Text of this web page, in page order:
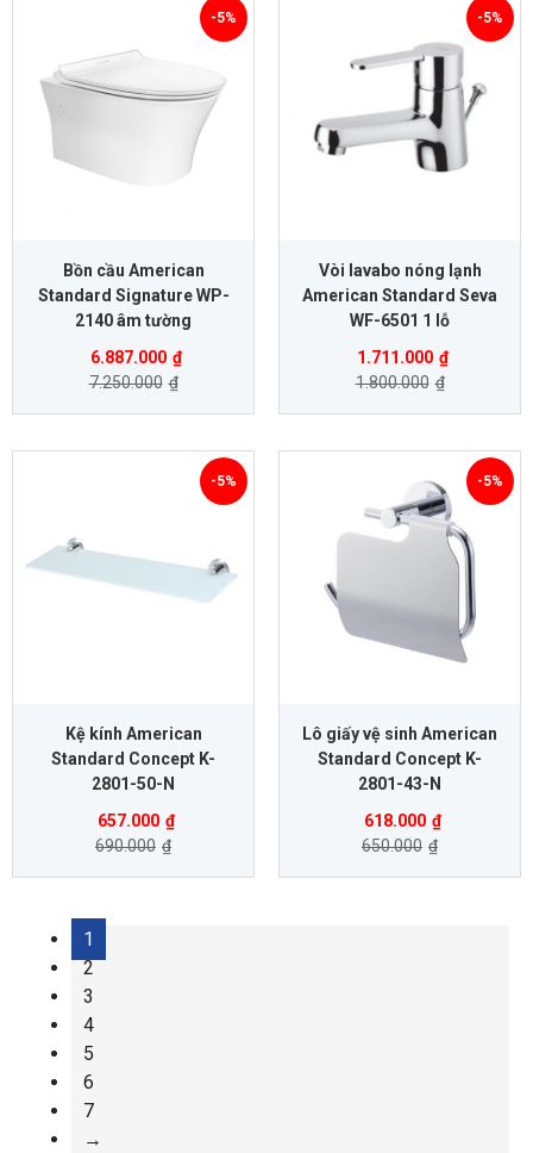
Bồn cầu American
Standard Signature WP-
2140 âm tường
6.887.000 ₫
7.250.000 ₫
-5%
Vòi lavabo nóng lạnh
American Standard Seva
WF-6501 1 lỗ
1.711.000 ₫
1.800.000 ₫
-5%
Kệ kính American
Standard Concept K-
2801-50-N
657.000 ₫
690.000 ₫
-5%
Lô giấy vệ sinh American
Standard Concept K-
2801-43-N
618.000 ₫
650.000 ₫
-5%
1
2
3
4
5
6
7
→